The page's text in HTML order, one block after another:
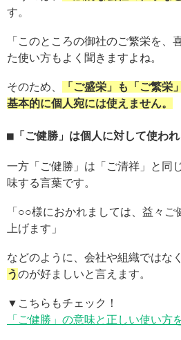
す。
「このところの御社のご繁栄を、
た使い方もよく聞きますよね。
そのため、
「ご盛栄」も「ご繁栄
基本的に個人宛には使えません。
「ご健勝」は個人に対して使わ
一方「ご健勝」は「ご清祥」と同
味する言葉です。
「○○様におかれましては、益々
上げます」
などのように、会社や組織ではな
うのが好ましいと言えます。
▼こちらもチェック！
「ご健勝」の意味と正しい使い方